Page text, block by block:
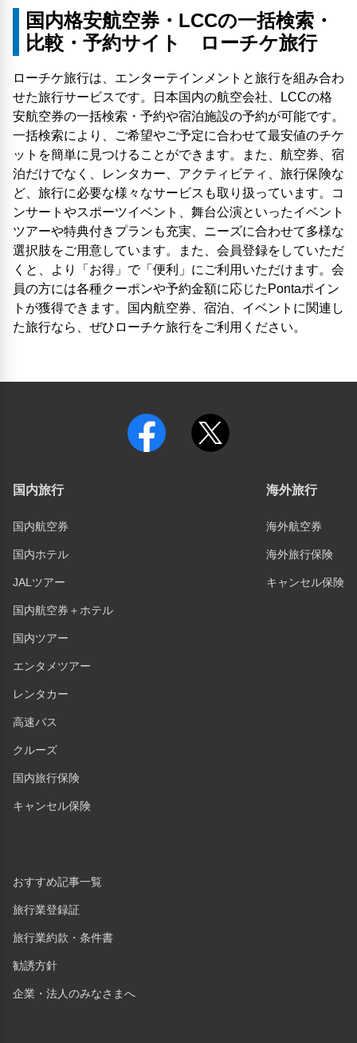
国内格安航空券・LCCの一括検索・
比較・予約サイト ローチケ旅行
ローチケ旅行は、エンターテインメントと旅行を組み合わ
せた旅行サービスです。日本国内の航空会社、LCCの格
安航空券の一括検索・予約や宿泊施設の予約が可能です。
一括検索により、ご希望やご予定に合わせて最安値のチケ
ットを簡単に見つけることができます。また、航空券、宿
泊だけでなく、レンタカー、アクティビティ、旅行保険な
ど、旅行に必要な様々なサービスも取り扱っています。コ
ンサートやスポーツイベント、舞台公演といったイベント
ツアーや特典付きプランも充実、ニーズに合わせて多様な
選択肢をご用意しています。また、会員登録をしていただ
くと、より「お得」で「便利」にご利用いただけます。会
員の方には各種クーポンや予約金額に応じたPontaポイン
トが獲得できます。国内航空券、宿泊、イベントに関連し
た旅行なら、ぜひローチケ旅行をご利用ください。
国内旅行
国内航空券
国内ホテル
JALツアー
国内航空券＋ホテル
国内ツアー
エンタメツアー
レンタカー
高速バス
クルーズ
国内旅行保険
キャンセル保険
おすすめ記事一覧
旅行業登録証
旅行業約款・条件書
勧誘方針
企業・法人のみなさまへ
海外旅行
海外航空券
海外旅行保険
キャンセル保険